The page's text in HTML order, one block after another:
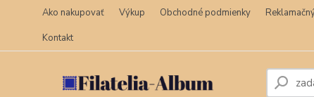
Ako nakupovať Výkup Obchodné podmienky
Kontakt